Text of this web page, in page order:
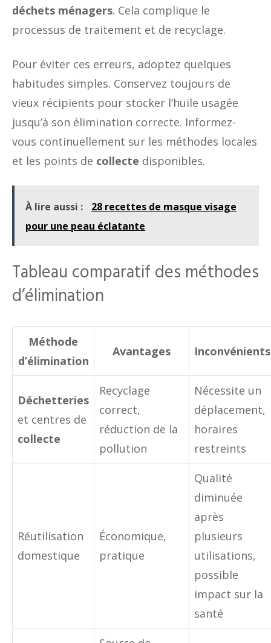
déchets ménagers. Cela complique le
processus de traitement et de recyclage.
Pour éviter ces erreurs, adoptez quelques
habitudes simples. Conservez toujours de
vieux récipients pour stocker l’huile usagée
jusqu’à son élimination correcte. Informez-
vous continuellement sur les méthodes locales
et les points de collecte disponibles.
À lire aussi :
28 recettes de masque visage
pour une peau éclatante
Tableau comparatif des méthodes
d’élimination
Méthode
d’élimination
Avantages Inconvénients
Déchetteries
et centres de
collecte
Recyclage
correct,
réduction de la
pollution
Nécessite un
déplacement,
horaires
restreints
Réutilisation
domestique
Économique,
pratique
Qualité
diminuée
après
plusieurs
utilisations,
possible
impact sur la
santé